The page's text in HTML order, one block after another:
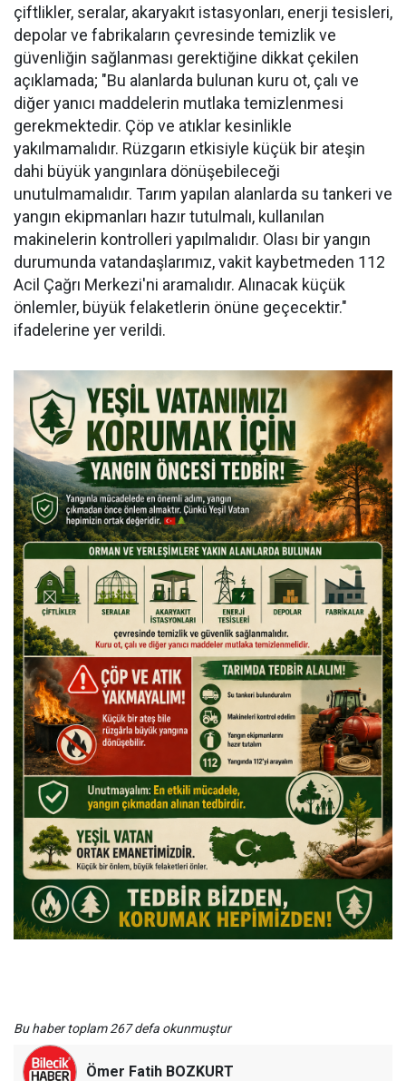
çiftlikler, seralar, akaryakıt istasyonları, enerji tesisleri,
depolar ve fabrikaların çevresinde temizlik ve
güvenliğin sağlanması gerektiğine dikkat çekilen
açıklamada; "Bu alanlarda bulunan kuru ot, çalı ve
diğer yanıcı maddelerin mutlaka temizlenmesi
gerekmektedir. Çöp ve atıklar kesinlikle
yakılmamalıdır. Rüzgarın etkisiyle küçük bir ateşin
dahi büyük yangınlara dönüşebileceği
unutulmamalıdır. Tarım yapılan alanlarda su tankeri ve
yangın ekipmanları hazır tutulmalı, kullanılan
makinelerin kontrolleri yapılmalıdır. Olası bir yangın
durumunda vatandaşlarımız, vakit kaybetmeden 112
Acil Çağrı Merkezi'ni aramalıdır. Alınacak küçük
önlemler, büyük felaketlerin önüne geçecektir."
ifadelerine yer verildi.
Bu haber toplam 267 defa okunmuştur
Ömer Fatih BOZKURT